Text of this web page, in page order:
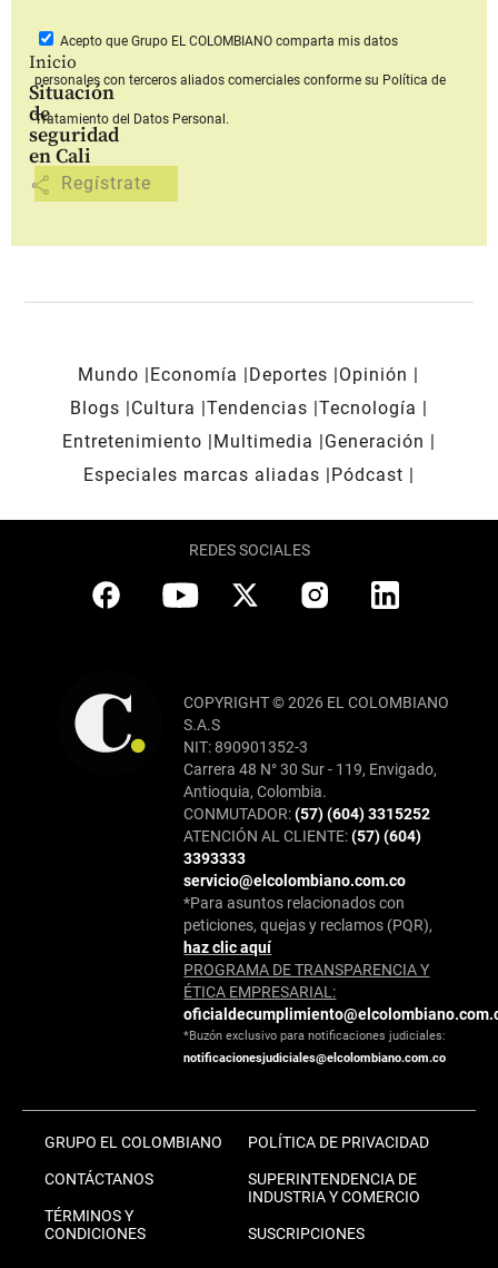
Inicio
Situación
de
seguridad
en Cali
share
Acepto que Grupo EL COLOMBIANOcomparta mis datos
personales con terceros aliados comerciales conforme su Política de
Tratamiento del Datos Personal.
Mundo Economía Deportes
Opinión
Blogs
Cultura Tendencias Tecnología
Entretenimiento
Multimedia
Generación
Especiales marcas aliadas
Pódcast
REDES SOCIALES
COPYRIGHT © 2026 EL COLOMBIANO
S.A.S
NIT: 890901352-3
Carrera 48 N° 30 Sur - 119, Envigado,
Antioquia, Colombia.
CONMUTADOR:(57) (604) 3315252
ATENCIÓN AL CLIENTE:(57) (604)
3393333
servicio@elcolombiano.com.co
*Para asuntos relacionados con
peticiones, quejas y reclamos (PQR),
haz clic aquí
PROGRAMA DE TRANSPARENCIA Y
ÉTICA EMPRESARIAL:
*Buzón exclusivo para notificaciones judiciales:
notificacionesjudiciales@elcolombiano.com.co
GRUPO EL COLOMBIANO
CONTÁCTANOS
TÉRMINOS Y
CONDICIONES
POLÍTICA DE PRIVACIDAD
SUPERINTENDENCIA DE
INDUSTRIA Y COMERCIO
SUSCRIPCIONES